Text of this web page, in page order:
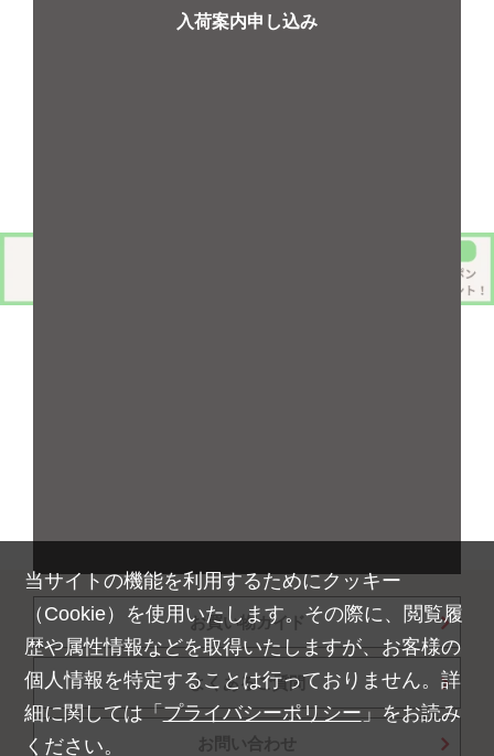
入荷案内申し込み
お買い物ガイド
よくあるご質問
お問い合わせ
当サイトの機能を利用するためにクッキー
（Cookie）を使用いたします。その際に、閲覧履
歴や属性情報などを取得いたしますが、お客様の
個人情報を特定することは行っておりません。詳
細に関しては「プライバシーポリシー」をお読み
ください。